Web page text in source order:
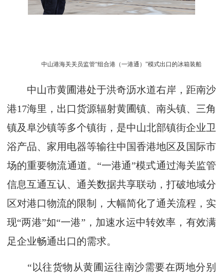
中山港海关关员监管“组合港（一港通）”模式出口的冰箱装船
中山市黄圃港处于洪奇沥水道右岸，距南沙
港17海里，出口货源辐射黄圃镇、南头镇、三角
镇及阜沙镇等多个镇街，是中山北部镇街企业卫
浴产品、家用电器等输往中国香港地区及国际市
场的重要物流通道。“一港通”模式通过海关监管
信息互通互认、通关数据共享联动，打破地域分
区对港口物流的限制，大幅简化了通关流程，实
现“两港”如“一港”，加速水运中转效率，有效满
足企业畅通出口的需求。
“以往货物从黄圃运往南沙需要在两地分别